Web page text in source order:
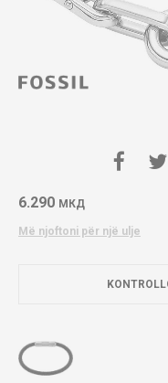
6.290 МКД
Më njoftoni për një ulje